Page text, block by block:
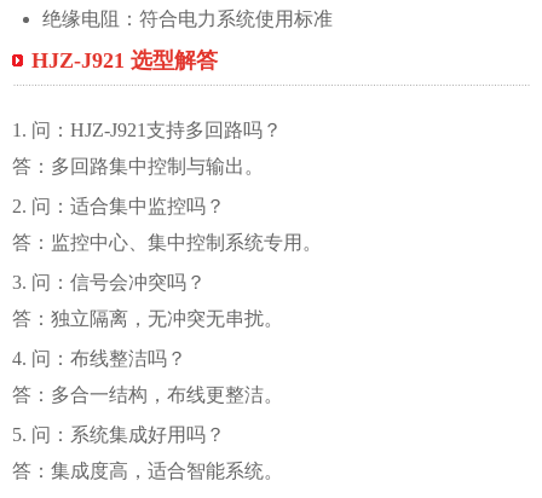
绝缘电阻：符合电力系统使用标准
HJZ-J921 选型解答
1. 问：HJZ-J921支持多回路吗？
答：多回路集中控制与输出。
2. 问：适合集中监控吗？
答：监控中心、集中控制系统专用。
3. 问：信号会冲突吗？
答：独立隔离，无冲突无串扰。
4. 问：布线整洁吗？
答：多合一结构，布线更整洁。
5. 问：系统集成好用吗？
答：集成度高，适合智能系统。